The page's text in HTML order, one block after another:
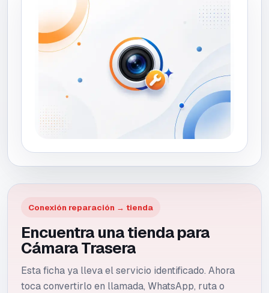
Conexión reparación → tienda
Encuentra una tienda para
Cámara Trasera
Esta ficha ya lleva el servicio identificado. Ahora
toca convertirlo en llamada, WhatsApp, ruta o